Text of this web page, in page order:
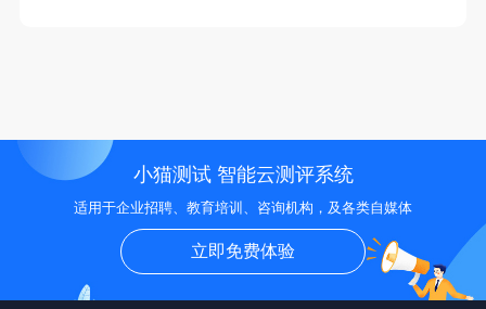
小猫测试 智能云测评系统
适用于企业招聘、教育培训、咨询机构，及各类自媒体
立即免费体验